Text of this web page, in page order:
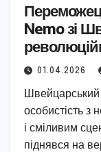
Nemo зі
01.04.2026
Швейцарський
особистість з
і сміливим
піднявся на